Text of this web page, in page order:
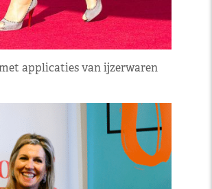
applicaties van ijzerwaren